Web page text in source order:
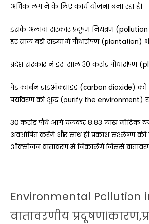
अधिक लगाने के लिए कार्य योजना बना रहा है।
इसके अलावा सरकार प्रदूषण नियंत्रण
हर साल बड़ी संख्या में पौधारोपण (plantation)
प्रदेश सरकार ने इस साल 30 करोड़ पौधारोपण
पेड़ कार्बन डाइऑक्साइड (carbon dioxide)
पर्यावरण को शुद्ध (purify the environment)
30 करोड़ पौधे आगे चलकर 8.83 लाख मीट्रिक
अवशोषित करेंगे और साथ ही प्रकाश संश्लेषण की
ऑक्सीजन वातावरण में निकालेंगे जिससे वातावरण
Environmental Pollution
वातावरणीय